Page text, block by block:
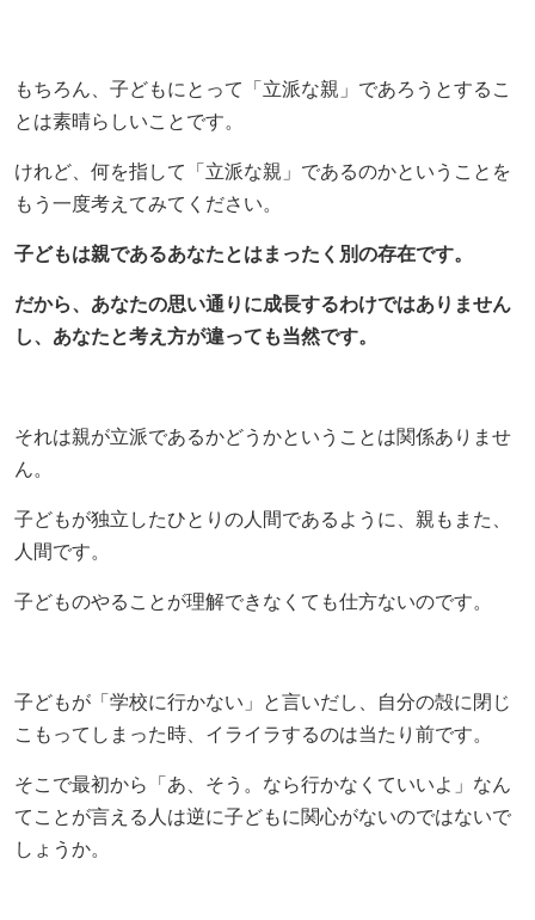
もちろん、子どもにとって「立派な親」であろうとするこ
とは素晴らしいことです。
けれど、何を指して「立派な親」であるのかということを
もう一度考えてみてください。
子どもは親であるあなたとはまったく別の存在です。
だから、あなたの思い通りに成長するわけではありません
し、あなたと考え方が違っても当然です。
それは親が立派であるかどうかということは関係ありませ
ん。
子どもが独立したひとりの人間であるように、親もまた、
人間です。
子どものやることが理解できなくても仕方ないのです。
子どもが「学校に行かない」と言いだし、自分の殻に閉じ
こもってしまった時、イライラするのは当たり前です。
そこで最初から「あ、そう。なら行かなくていいよ」なん
てことが言える人は逆に子どもに関心がないのではないで
しょうか。